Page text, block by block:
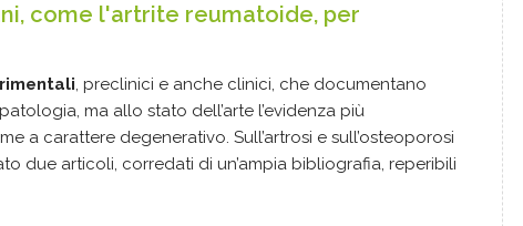
come l'artrite reumatoide, per
, preclinici e anche clinici, che documentano
ma allo stato dell’arte l’evidenza più
a carattere degenerativo. Sull’artrosi e sull’osteoporosi
due articoli, corredati di un’ampia bibliografia, reperibili